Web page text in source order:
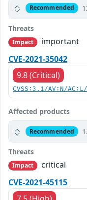
Recommended
Threats
Impact
important
CVE-2021-35042
9.8 (Critical)
CVSS:3.1/AV:N/
Affected products
Recommended
Threats
Impact
critical
CVE-2021-45115